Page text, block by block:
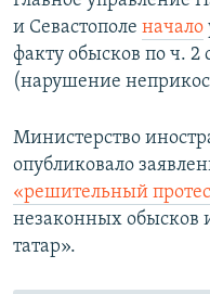
и Севастополе начало
факту обысков по ч.
(нарушение
Министерство
опубликовало
«решительный
незаконных
татар».